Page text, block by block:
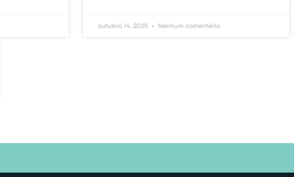
outubro 14, 2025 Nenhum comentário